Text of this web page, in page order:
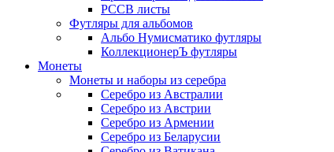
РССВ листы
Футляры для альбомов
Альбо Нумисматико футляры
КоллекционерЪ футляры
Монеты
Монеты и наборы из серебра
Серебро из Австралии
Серебро из Австрии
Серебро из Армении
Серебро из Беларусии